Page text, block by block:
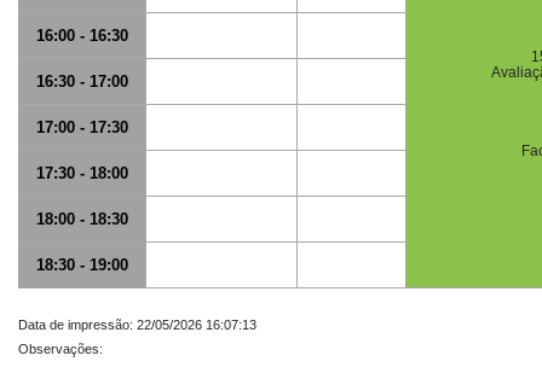
16:00 - 16:30
16:30 - 17:00
17:00 - 17:30
17:30 - 18:00
18:00 - 18:30
18:30 - 19:00
Data de impressão: 22/05/2026 16:07:13
Observações: